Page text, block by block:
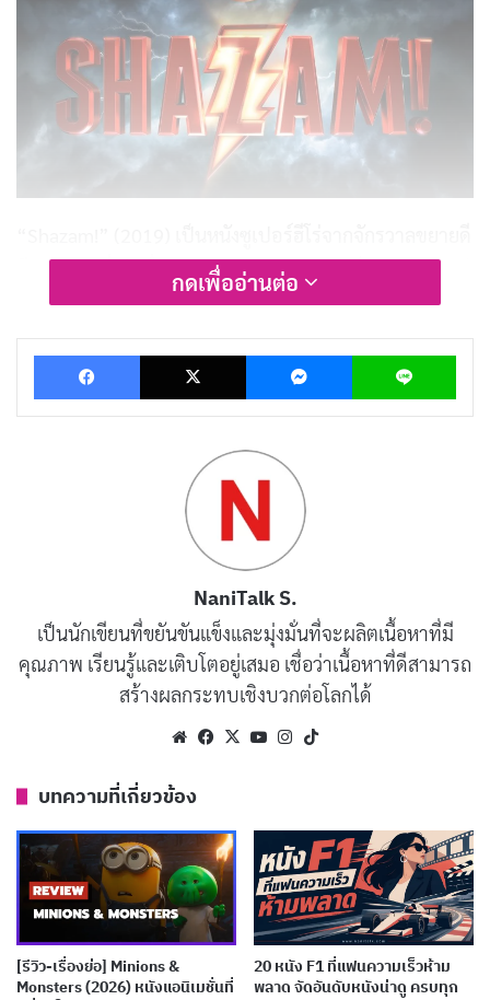
ซี (DCEU) ที่เล่าเรื่องราวของ Billy Batson เด็กชายวัย 14 ปี
ที่ถูกเลือกโดยพ่อมดโบราณ Shazam ให้กลายเป็นแชมเปีย
นคนใหม่ของเขา เพียงแค่เอ่ยชื่อ “Shazam” เขาก็สามารถ
แปลงร่างเป็นซูเปอร์ฮีโร่วัยผู้ใหญ่ที่มีพลังมหาศาลได้ เรื่อง
ราวเต็มไปด้วยความสนุกสนานและการค้นพบตัวเอง เมื่อ
พลังใหม่เพื่อต่อสู้กับศัตรูตัวฉกาจ Dr. Thaddeus Sivana
และเหล่า Seven Deadly Sins
Billy ต้องเผชิญกับความท้าทายทั้งในฐานะเด็กชายธรรมดา
และซูเปอร์ฮีโร่ เขาเรียนรู้ความหมายของการเป็นฮีโร่ผ่าน
การช่วยเหลือผู้อื่นและการสร้างความสัมพันธ์กับครอบครัว
อุปถัมภ์ของเขา ในขณะเดียวกัน Dr. Sivana ผู้เคยถูกปฏิเสธ
จากพ่อมด Shazam ได้กลับมาแก้แค้นด้วยพลังจาก Seven
Deadly Sins ซึ่งนำไปสู่การต่อสู้ครั้งใหญ่ระหว่างความดีและ
บทความที่เกี่ยวข้อง
[รีวิว-เรื่องย่อ] The Insipid Prince (2026) อนิเมะ
เจ้าชายจอมซ่อนเกมชิงบัลลังก์
เผยแพร่เมื่อ: 4 สัปดาห์ ที่ผ่านมา
[รีวิว-เรื่องย่อ] The Ogre’s Bride (2026) อนิเมะโร
กดเพื่ออ่านต่อ
Facebook X Messenger Line
NaniTalk S.
เป็นนักเขียนที่ขยันขันแข็งและมุ่งมั่นที่จะผลิตเนื้อหาที่มี
คุณภาพ เรียนรู้และเติบโตอยู่เสมอ เชื่อว่าเนื้อหาที่ดีสามารถ
สร้างผลกระทบเชิงบวกต่อโลกได้
WebsiteFacebook
X YouTubeInstagram
บทความที่เกี่ยวข้อง
[รีวิว-เรื่องย่อ] Minions &
Monsters (2026) หนังแอนิเมชั่นที่
20 หนัง F1 ที่แฟนความเร็วห้าม
พลาด จัดอันดับหนังน่าดู ครบทุก